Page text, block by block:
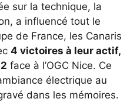
sur la technique, la
a influencé tout le
de France, les Canaris
4 victoires à leur actif,
face à l’OGC Nice. Ce
électrique au
dans les mémoires.